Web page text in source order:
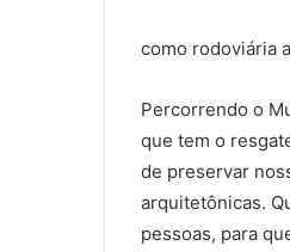
como rodoviária
Percorrendo o
que tem o
de preservar
arquitetônicas.
pessoas, para